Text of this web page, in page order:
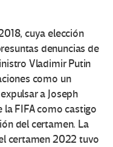
cuya elección
denuncias de
Vladimir Putin
como un
a Joseph
FIFA como castigo
del certamen. La
certamen 2022 tuvo